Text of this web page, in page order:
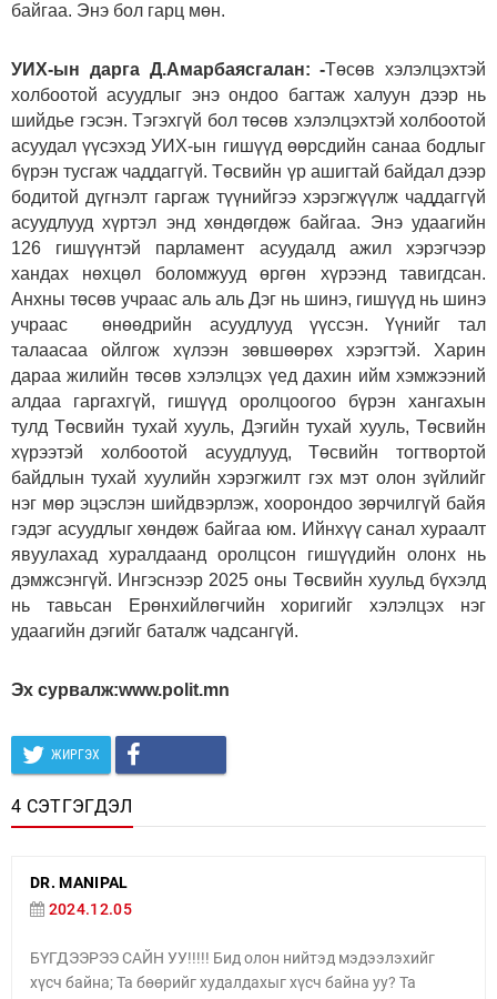
байгаа. Энэ бол гарц мөн.
УИХ-ын дарга Д.Амарбаясгалан: -Төсөв хэлэлцэхтэй
холбоотой асуудлыг энэ ондоо багтаж халуун дээр нь
шийдье гэсэн. Тэгэхгүй бол төсөв хэлэлцэхтэй холбоотой
асуудал үүсэхэд УИХ-ын гишүүд өөрсдийн санаа бодлыг
бүрэн тусгаж чаддаггүй. Төсвийн үр ашигтай байдал дээр
бодитой дүгнэлт гаргаж түүнийгээ хэрэгжүүлж чаддаггүй
асуудлууд хүртэл энд хөндөгдөж байгаа. Энэ удаагийн
126 гишүүнтэй парламент асуудалд ажил хэрэгчээр
хандах нөхцөл боломжууд өргөн хүрээнд тавигдсан.
Анхны төсөв учраас аль аль Дэг нь шинэ, гишүүд нь шинэ
учраас өнөөдрийн асуудлууд үүссэн. Үүнийг тал
талаасаа ойлгож хүлээн зөвшөөрөх хэрэгтэй. Харин
дараа жилийн төсөв хэлэлцэх үед дахин ийм хэмжээний
алдаа гаргахгүй, гишүүд оролцоогоо бүрэн хангахын
тулд Төсвийн тухай хууль, Дэгийн тухай хууль, Төсвийн
хүрээтэй холбоотой асуудлууд, Төсвийн тогтвортой
байдлын тухай хуулийн хэрэгжилт гэх мэт олон зүйлийг
нэг мөр эцэслэн шийдвэрлэж, хоорондоо зөрчилгүй байя
гэдэг асуудлыг хөндөж байгаа юм. Ийнхүү санал хураалт
явуулахад хуралдаанд оролцсон гишүүдийн олонх нь
дэмжсэнгүй. Ингэснээр 2025 оны Төсвийн хуульд бүхэлд
нь тавьсан Ерөнхийлөгчийн хоригийг хэлэлцэх нэг
удаагийн дэгийг баталж чадсангүй.
Эх сурвалж:www.polit.mn
ЖИРГЭХ
4 СЭТГЭГДЭЛ
DR. MANIPAL
2024.12.05
БҮГДЭЭРЭЭ САЙН УУ!!!!! Бид олон нийтэд мэдээлэхийг
хүсч байна; Та бөөрийг худалдахыг хүсч байна уу? Та